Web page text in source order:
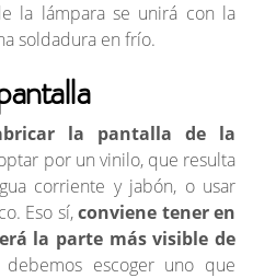
la lámpara se unirá con la
soldadura en frío.
la pantalla de la
por un vinilo, que resulta
corriente y jabón, o usar
Eso sí,conviene tener en
la parte más visible de
escoger uno que